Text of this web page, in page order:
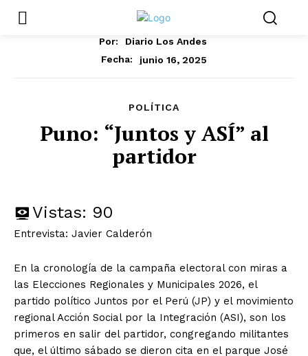
Por:
Diario Los Andes
Fecha:
junio 16, 2025
POLÍTICA
Puno: “Juntos y ASÍ” al
partidor
Vistas: 90
Entrevista: Javier Calderón
En la cronología de la campaña electoral con miras a
las Elecciones Regionales y Municipales 2026, el
partido político Juntos por el Perú (JP) y el movimiento
regional Acción Social por la Integración (ASI), son los
primeros en salir del partidor, congregando militantes
que, el último sábado se dieron cita en el parque José